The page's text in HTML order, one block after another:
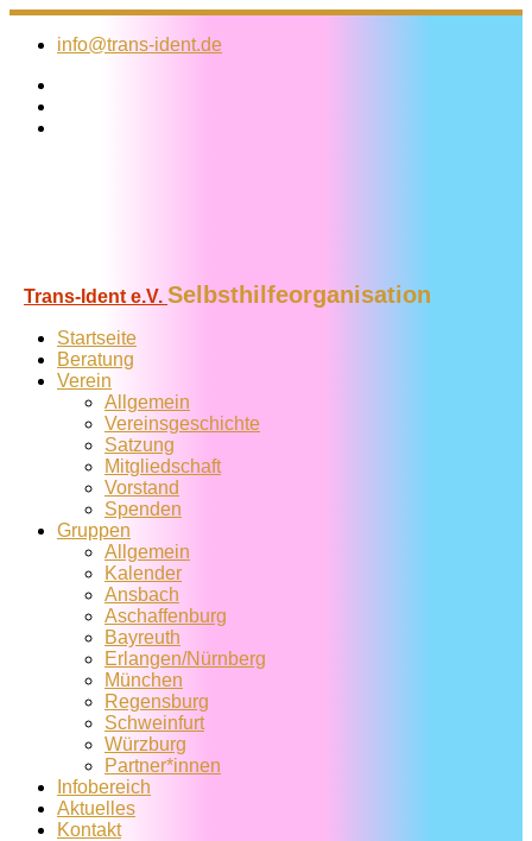
Zum
Inhalt
info@trans-ident.de
Trans-Ident e.V. Selbsthilfeorganisation
Startseite
Beratung
Verein
Allgemein
Vereins­geschichte
Satzung
Mitglied­schaft
Vorstand
Spenden
Gruppen
Allgemein
Kalender
Ansbach
Aschaffenburg
Bayreuth
Erlangen/Nürnberg
München
Regensburg
Schweinfurt
Würzburg
Partner*innen
Infobereich
Aktuelles
Kontakt